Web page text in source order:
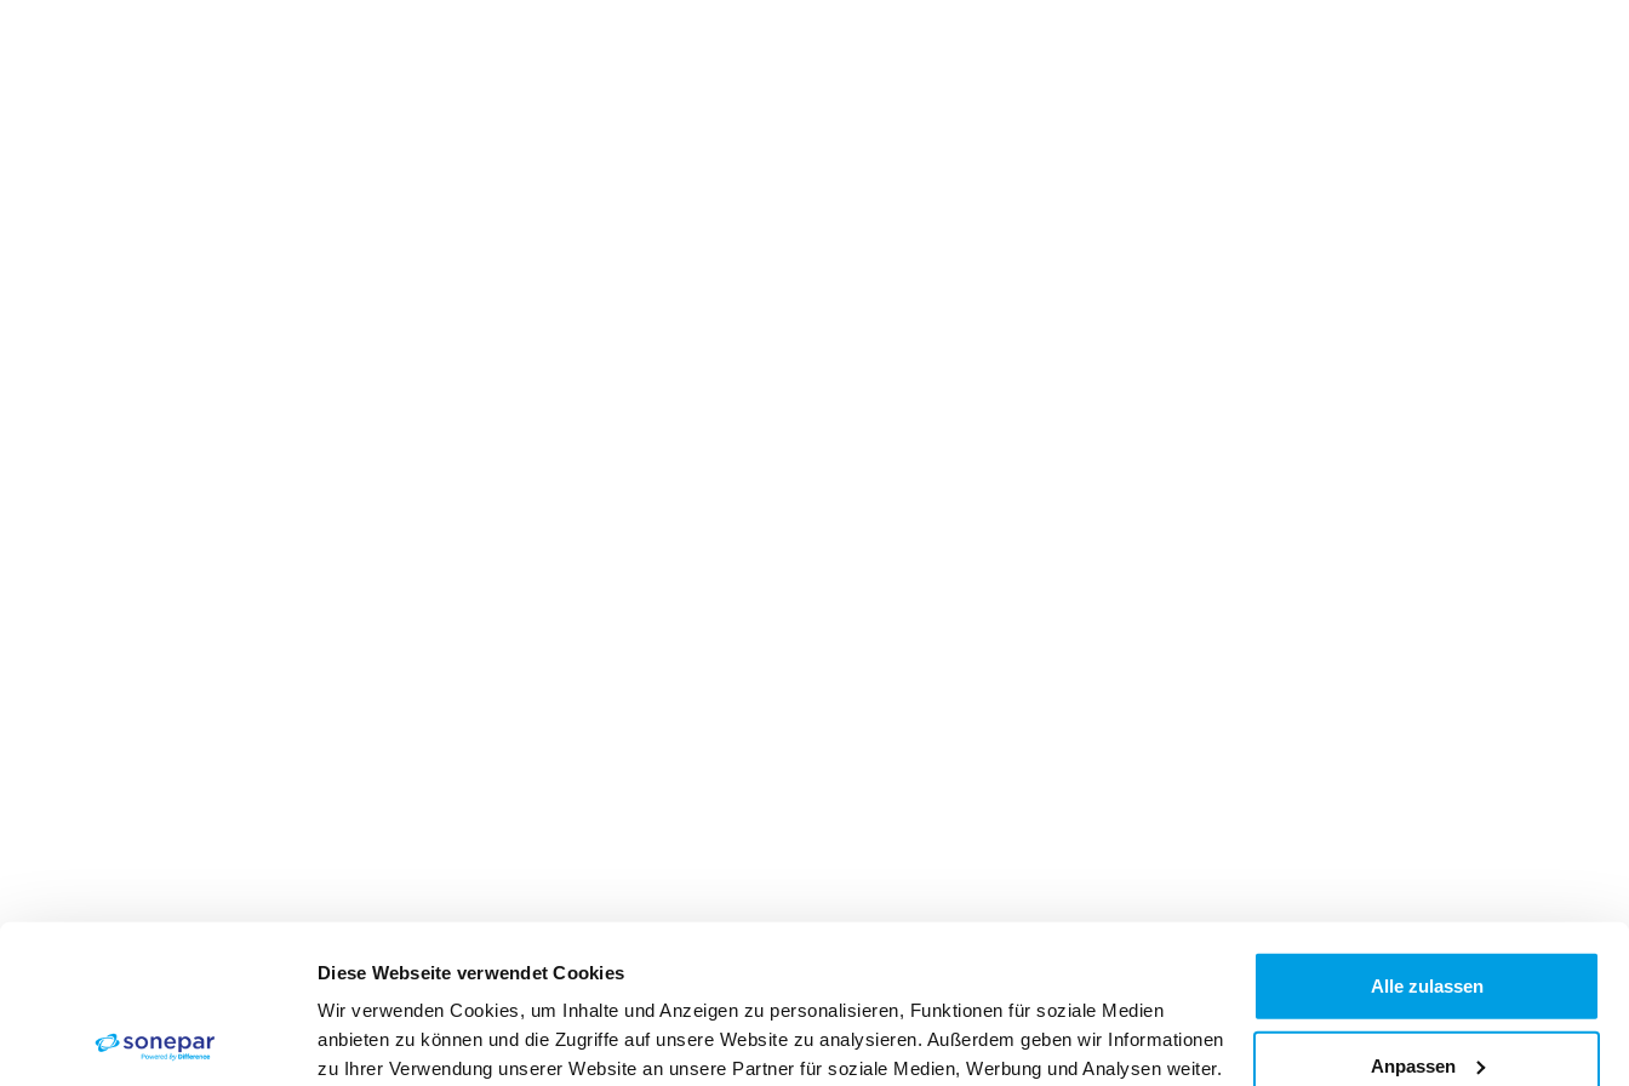
Diese Webseite verwendet Cookies
Wir verwenden Cookies, um Inhalte und Anzeigen zu personalisieren, Funktionen für soziale Medien
anbieten zu können und die Zugriffe auf unsere Website zu analysieren. Außerdem geben wir Informationen
zu Ihrer Verwendung unserer Website an unsere Partner für soziale Medien, Werbung und Analysen weiter.
Alle zulassen
Anpassen